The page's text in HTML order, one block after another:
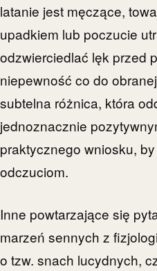
latanie jest męczące,
upadkiem lub poczucie
odzwierciedlać lęk przed
niepewność co do
subtelna różnica, która
jednoznacznie
praktycznego wniosku,
odczuciom.
Inne powtarzające się
marzeń sennych z
o tzw. snach lucydnych,